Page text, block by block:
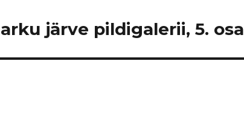
järve pildigalerii, 5. osa